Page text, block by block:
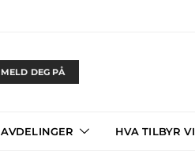
MELD DEG PÅ
AVDELINGER HVA TILBYR